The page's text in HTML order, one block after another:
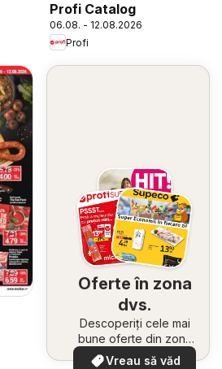
Profi Catalog
06.08. - 12.08.2026
Profi
Oferte în zona
dvs.
Descoperiți cele mai
bune oferte din zona
dumneavoastră
Vreau să văd